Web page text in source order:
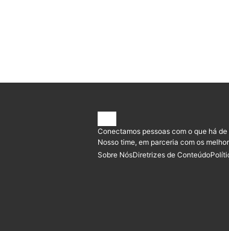
Conectamos pessoas com o que há
Nosso time, em parceria com os
Sobre NósDiretrizes de Conteúdo